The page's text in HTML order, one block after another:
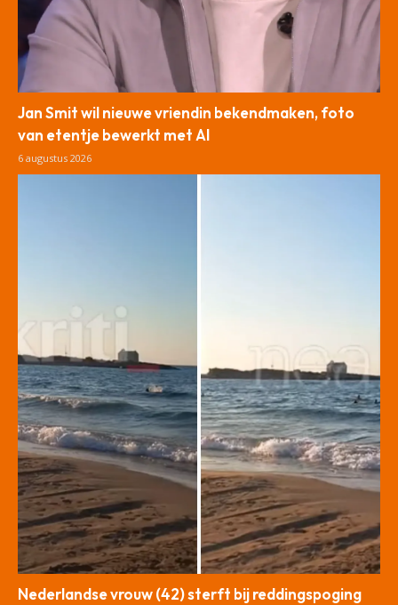
Jan Smit wil nieuwe vriendin bekendmaken, foto
van etentje bewerkt met AI
6 augustus 2026
Nederlandse vrouw (42) sterft bij reddingspoging